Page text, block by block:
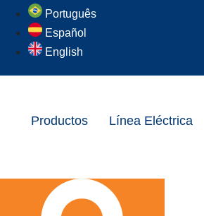
Português
Español
English
Productos Línea Eléctrica